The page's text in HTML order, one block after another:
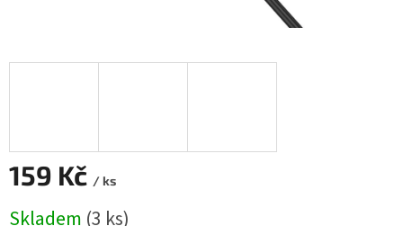
159 Kč / ks
cena:
Skladem (3 ks)